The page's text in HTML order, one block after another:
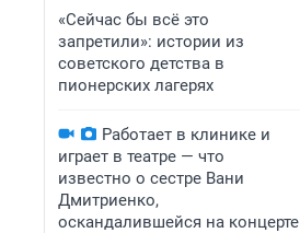
«Сейчас бы всё это
запретили»: истории из
советского детства в
пионерских лагерях
Работает в клинике и
играет в театре — что
известно о сестре Вани
Дмитриенко,
оскандалившейся на концерте